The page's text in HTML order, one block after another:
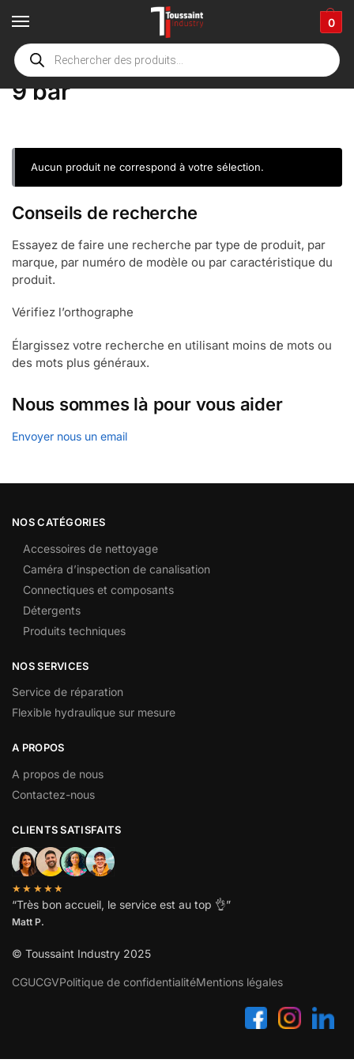
0
Accueil boutique / Product Druk
9 bar
Aucun produit ne correspond à votre sélection.
Conseils de recherche
Essayez de faire une recherche par type de produit, par
marque, par numéro de modèle ou par caractéristique du
produit.
Vérifiez l’orthographe
Élargissez votre recherche en utilisant moins de mots ou
des mots plus généraux.
Nous sommes là pour vous aider
Envoyer nous un email
NOS CATÉGORIES
Accessoires de nettoyage
Caméra d’inspection de canalisation
Connectiques et composants
Détergents
Produits techniques
NOS SERVICES
Service de réparation
Flexible hydraulique sur mesure
A PROPOS
A propos de nous
Contactez-nous
CLIENTS SATISFAITS
★★★★★
“Très bon accueil, le service est au top 👌”
Matt P.
© Toussaint Industry 2025
CGUCGVPolitique de confidentialitéMentions légales